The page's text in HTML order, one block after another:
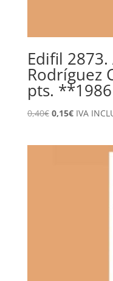
Edifil
Rodríguez
pts. **1986
0,40€ El
0,15€ElIVA